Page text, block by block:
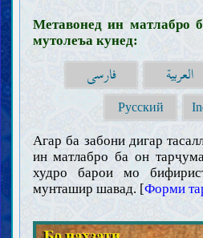
Метавонед ин матлабро
мутолеъа кунед:
فارسی العربية
Русский
Агар ба забони дигар
ин матлабро ба он
худро барои мо
мунташир шавад. [Форми
Аҳком
Усул ва қавоъиди фиқҳ
Таҳорот ва наҷосот
Пӯшиш ва оройиш
Вузу, ғусл ва таяммум
Намоз
Азон ва Иқома
Намози ҷамоъат